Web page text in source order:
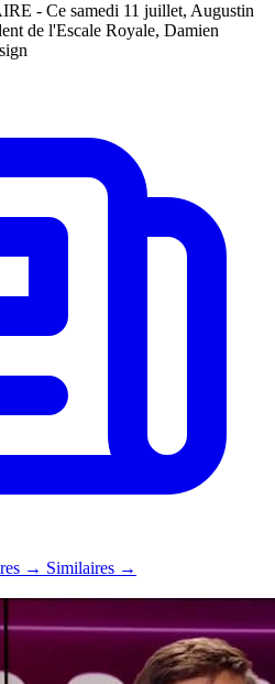
- Ce samedi 11 juillet, Augustin
de l'Escale Royale, Damien
→ Similaires →